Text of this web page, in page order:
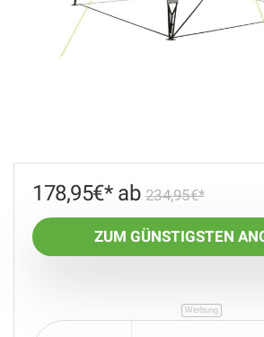
234,95€
178,95€
ZUM GÜNSTIGSTEN